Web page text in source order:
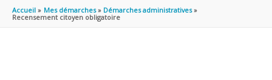
PRINCIPAL
Accueil Mes démarches
Démarches administratives
Recensement citoyen obligatoire